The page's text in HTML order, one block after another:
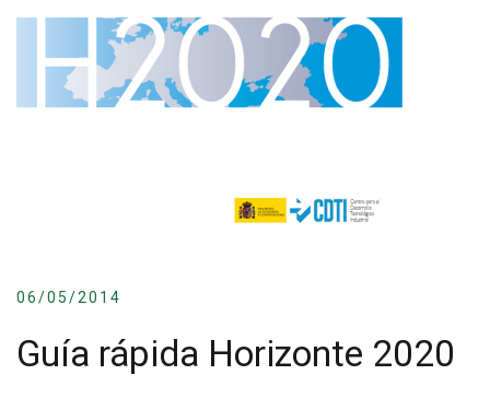
06/05/2014
Guía rápida Horizonte 2020